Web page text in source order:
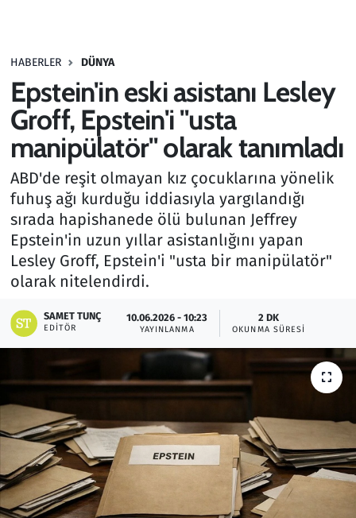
HABERLER DÜNYA
Epstein'in eski asistanı Lesley
Groff, Epstein'i "usta
manipülatör" olarak tanımladı
ABD'de reşit olmayan kız çocuklarına yönelik
fuhuş ağı kurduğu iddiasıyla yargılandığı
sırada hapishanede ölü bulunan Jeffrey
Epstein'in uzun yıllar asistanlığını yapan
Lesley Groff, Epstein'i "usta bir manipülatör"
olarak nitelendirdi.
SAMET TUNÇ
EDITÖR
10.06.2026 - 10:23
YAYINLANMA
2 DK
OKUNMA SÜRESI
Haber
Kültür Sanat
Kurumsal Haberler
Lezzet Durağı
Memur ve Kamu
Otomobil
Oyun
Ramazan
Resmi İlanlar
Rüya Tabirleri
Sağlık
Savunma Sanayi